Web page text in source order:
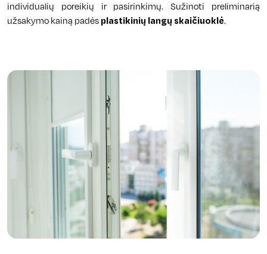
individualių poreikių ir pasirinkimų. Sužinoti preliminarią
užsakymo kainą padėsplastikinių langų skaičiuoklė.